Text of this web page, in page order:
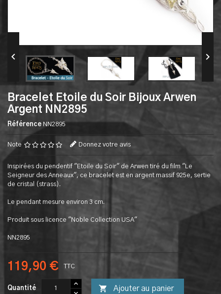
 
Bracelet Etoile du Soir Bijoux Arwen
Argent NN2895
Référence NN2895
Note Donnez votre avis
Inspirées du pendentif "Etoile du Soir" de Arwen tiré du film "Le
Seigneur des Anneaux", ce bracelet est en argent massif 925e, sertie
de cristal (strass).
Le pendant mesure environ 3 cm.
Produit sous licence "Noble Collection USA"
NN2895
119,90 € TTC
Quantité  Ajouter au panier